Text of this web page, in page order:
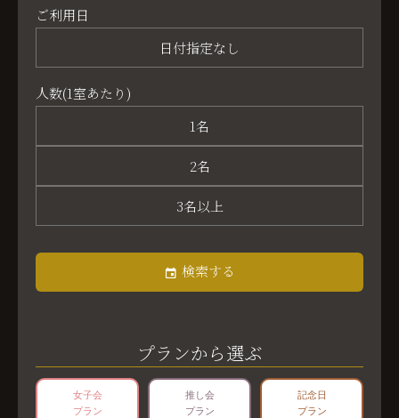
ご利用日
日付指定なし
人数(1室あたり)
1名
2名
3名以上
検索する
プランから選ぶ
女子会
プラン
推し会
プラン
記念日
プラン